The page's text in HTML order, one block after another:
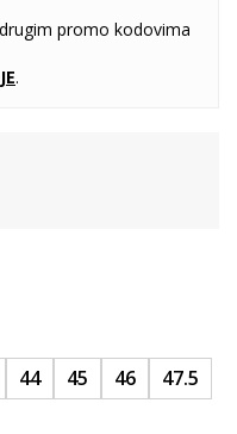
promo kodovima
.
44 45 46
47.5